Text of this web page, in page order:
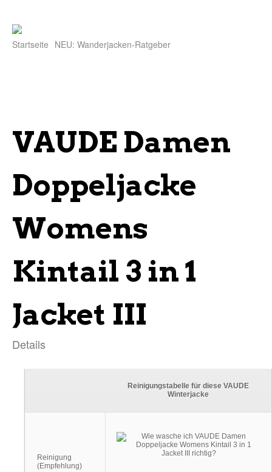
Startseite NEU: Wanderjacken-Ratgeber
VAUDE Damen
Doppeljacke
Womens
Kintail 3 in 1
Jacket III
Details
Reinigungstabelle für diese VAUDE
Winterjacke
Reinigung
(Empfehlung)